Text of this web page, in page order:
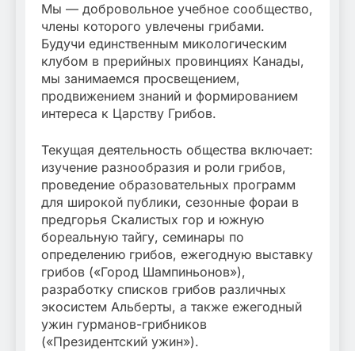
Мы — добровольное учебное сообщество,
члены которого увлечены грибами.
Будучи единственным микологическим
клубом в прерийных провинциях Канады,
мы занимаемся просвещением,
продвижением знаний и формированием
интереса к Царству Грибов.
Текущая деятельность общества включает:
изучение разнообразия и роли грибов,
проведение образовательных программ
для широкой публики, сезонные фораи в
предгорья Скалистых гор и южную
бореальную тайгу, семинары по
определению грибов, ежегодную выставку
грибов («Город Шампиньонов»),
разработку списков грибов различных
экосистем Альберты, а также ежегодный
ужин гурманов-грибников
(«Президентский ужин»).